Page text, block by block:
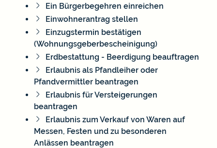
Ein Bürgerbegehren einreichen
Einwohnerantrag stellen
Einzugstermin bestätigen
(Wohnungsgeberbescheinigung)
Erdbestattung - Beerdigung beauftragen
Erlaubnis als Pfandleiher oder
Pfandvermittler beantragen
Erlaubnis für Versteigerungen
beantragen
Erlaubnis zum Verkauf von Waren auf
Messen, Festen und zu besonderen
Anlässen beantragen